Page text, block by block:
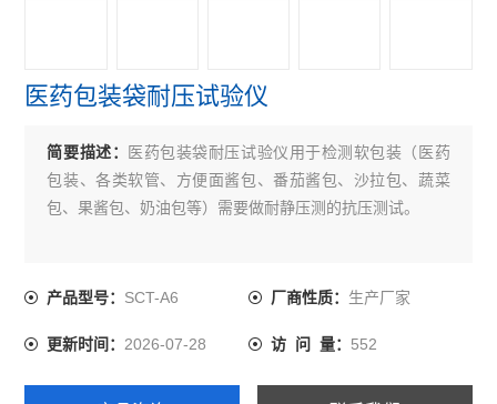
医药包装袋耐压试验仪
简要描述：
医药包装袋耐压试验仪用于检测软包装（医药
包装、各类软管、方便面酱包、番茄酱包、沙拉包、蔬菜
包、果酱包、奶油包等）需要做耐静压测的抗压测试。
产品型号： SCT-A6 厂商性质： 生产厂家
更新时间：2026-07-28 访 问 量： 552